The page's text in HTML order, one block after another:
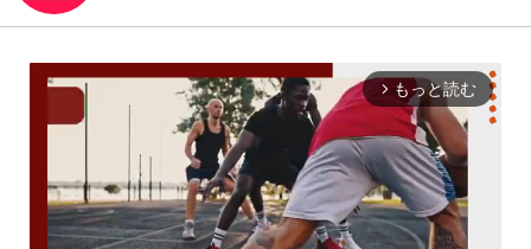
arrow_forward_ios もっと読む